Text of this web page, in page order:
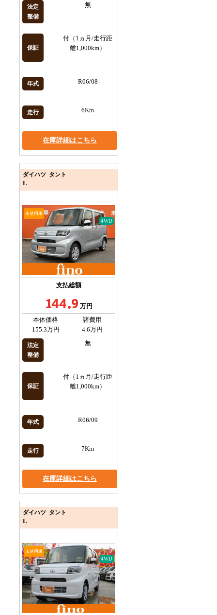
法定
整備
無
保証
付（1ヵ月/走行距
離1,000km）
年式 R06/08
走行 6Km
在庫詳細はこちら
ダイハツ タント
L
未使用車
4WD
支払総額
144.9 万円
本体価格
155.3万円
諸費用
4.6万円
法定
整備
無
保証
付（1ヵ月/走行距
離1,000km）
年式 R06/09
走行 7Km
在庫詳細はこちら
ダイハツ タント
L
未使用車
4WD